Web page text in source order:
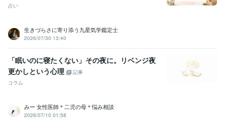
占い
生きづらさに寄り添う九星気学鑑定士
2026/07/30 13:40
「眠いのに寝たくない」その夜に。リベンジ夜
更かしという心理
記事
コラム
みー 女性医師＊二児の母＊悩み相談
2026/07/10 01:58